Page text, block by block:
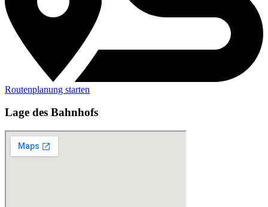
Routenplanung starten
Lage des Bahnhofs